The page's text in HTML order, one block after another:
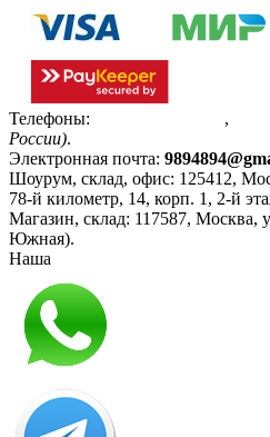
Телефоны: ,
России).
Электронная почта:
Шоурум, склад, офис: 125412,
78-й километр, 14, корп. 1, 2-й
Магазин, склад: 117587, Москва,
Южная).
Наша